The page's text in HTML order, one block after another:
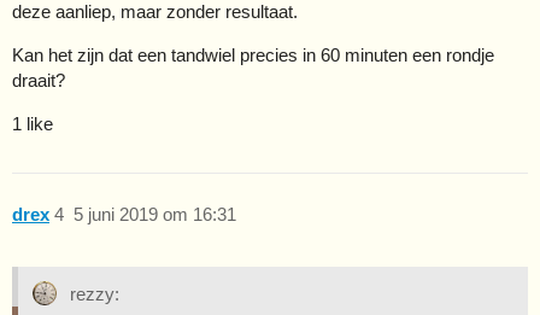
deze aanliep, maar zonder resultaat.
Kan het zijn dat een tandwiel precies in 60 minuten een rondje
draait?
1 like
drex 5 juni 2019 om 16:31
4
rezzy: